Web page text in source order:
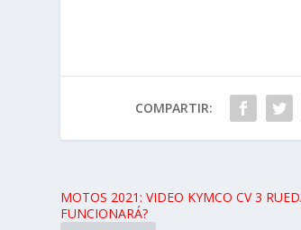
COMPARTIR:
MOTOS 2021: VIDEO KYMCO CV 3
FUNCIONARÁ?